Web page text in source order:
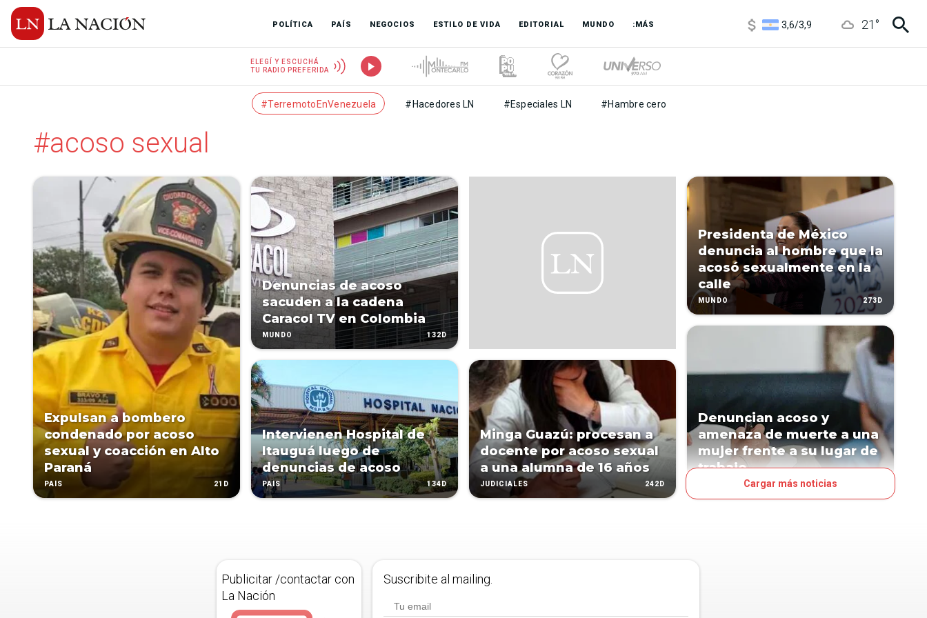
POLÍTICA PAÍS NEGOCIOS ESTILO DE VIDA EDITORIAL MUNDO :MÁS
3,6/3,9
21 °
ELEGÍ Y ESCUCHÁ
TU RADIO PREFERIDA
#TerremotoEnVenezuela #Hacedores LN #Especiales LN #Hambre cero
#acoso sexual
Expulsan a bombero
condenado por acoso
sexual y coacción en Alto
Paraná
PAÍS 21D
Denuncias de acoso
sacuden a la cadena
Caracol TV en Colombia
MUNDO 132D
Intervienen Hospital de
Itauguá luego de
denuncias de acoso
PAÍS 134D
Minga Guazú: procesan a
docente por acoso sexual
a una alumna de 16 años
JUDICIALES 242D
Presidenta de México
denuncia al hombre que la
acosó sexualmente en la
calle
MUNDO 273D
Denuncian acoso y
amenaza de muerte a una
mujer frente a su lugar de
trabajo
Cargar más noticias
Publicitar /contactar con
La Nación
Suscribite al mailing.